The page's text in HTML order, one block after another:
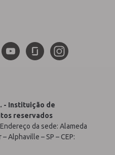
- Instituição de
reservados
da sede: Alameda
Alphaville – SP – CEP: